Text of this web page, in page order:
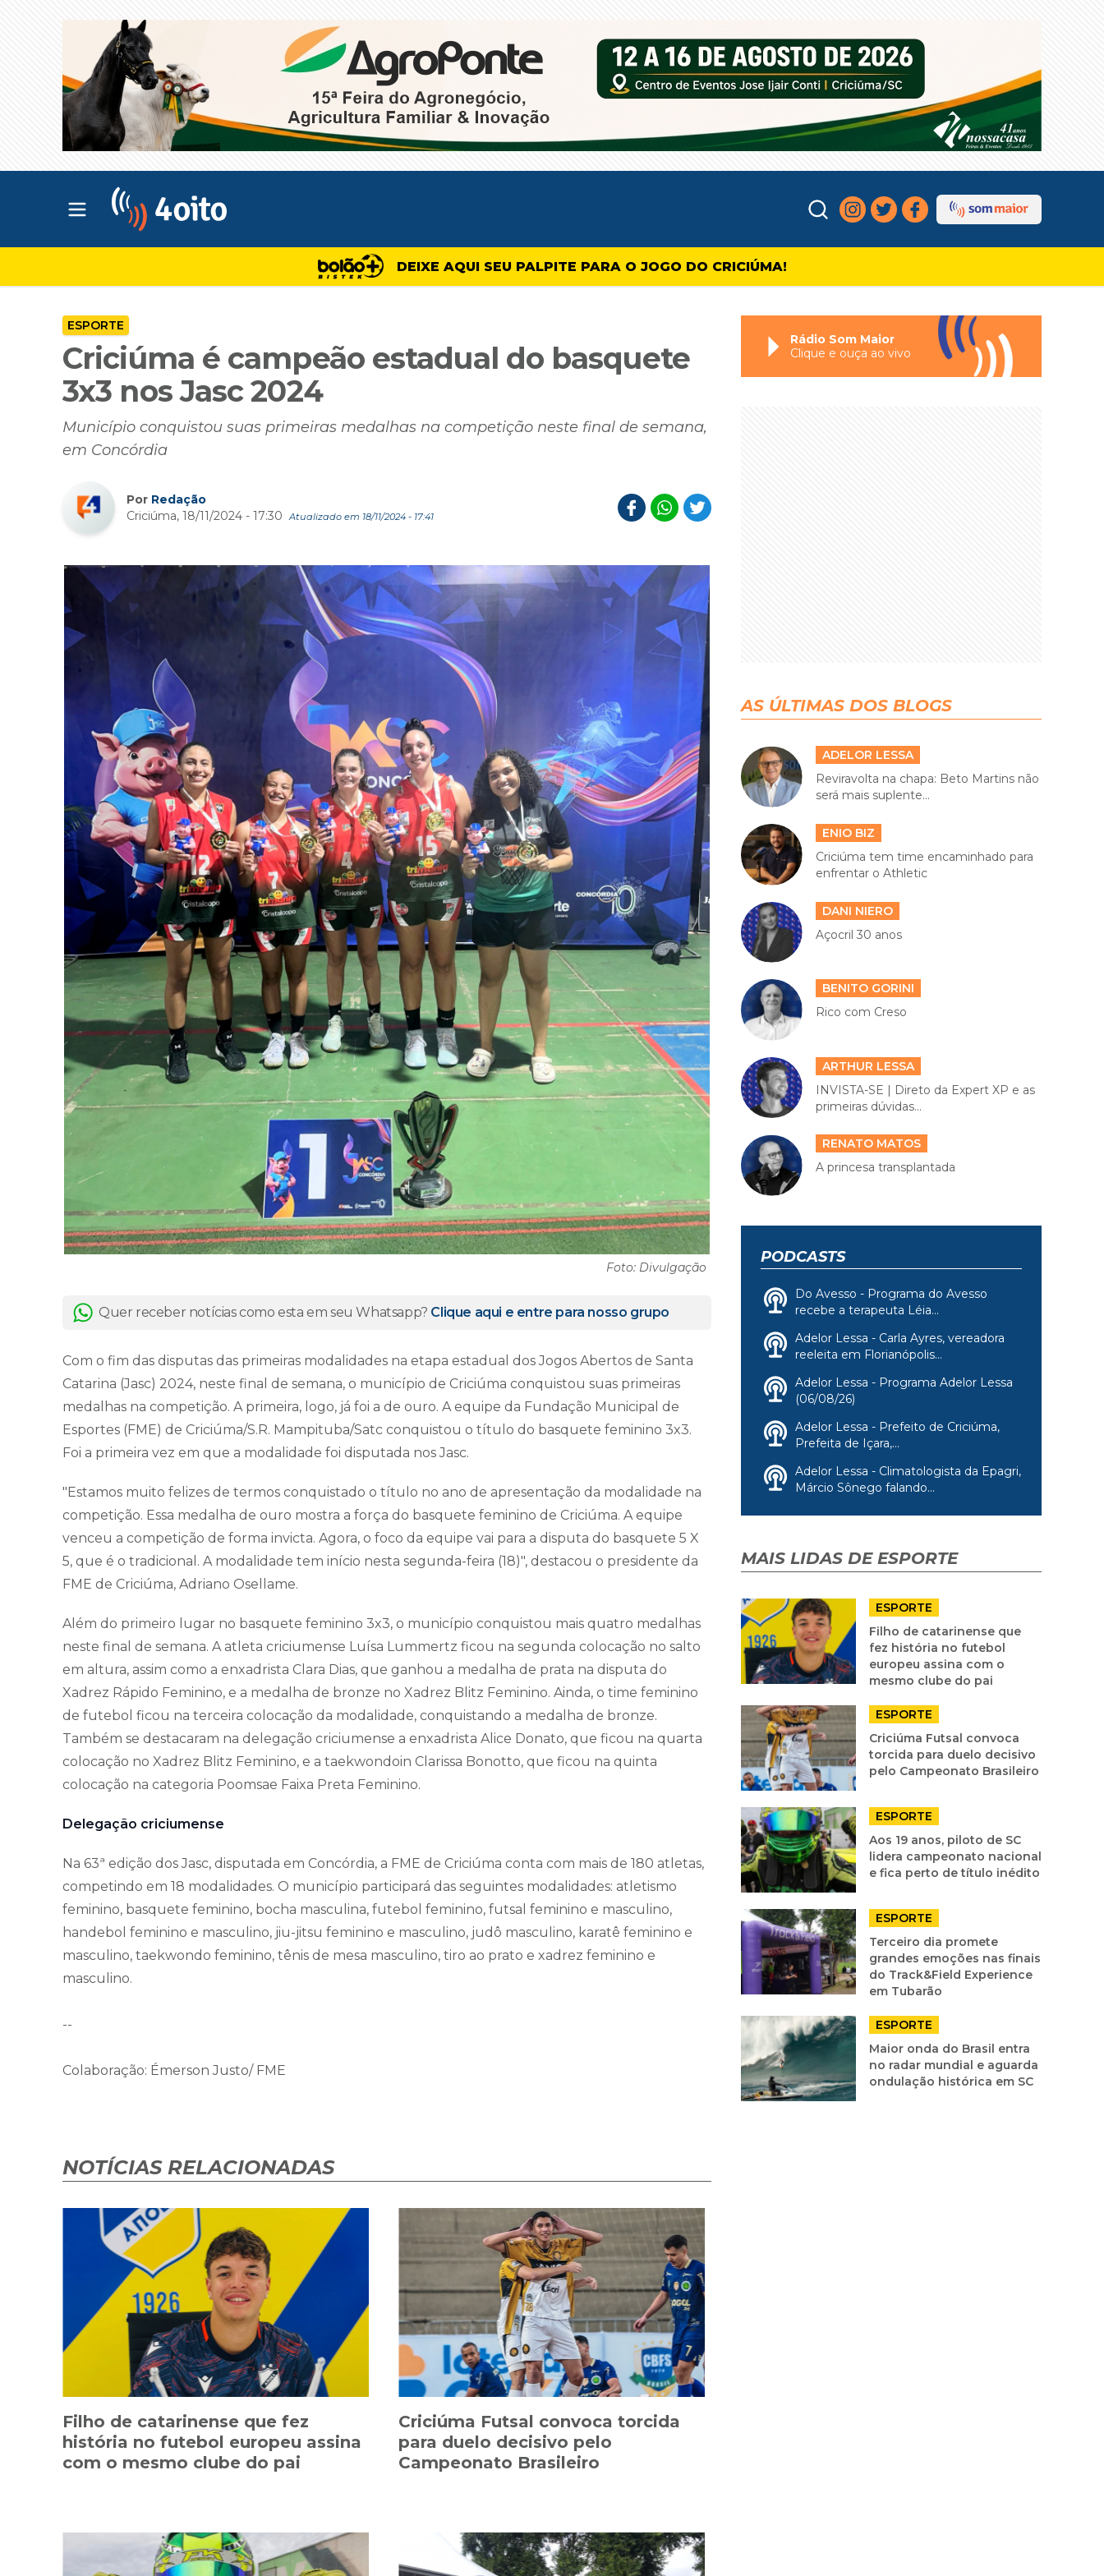
Abrir menu principal
DEIXE AQUI SEU PALPITE PARA O JOGO DO CRICIÚMA!
ESPORTE
Criciúma é campeão estadual do basquete
3x3 nos Jasc 2024
Município conquistou suas primeiras medalhas na competição neste final de semana,
em Concórdia
Por Redação
Criciúma, 18/11/2024 - 17:30
Atualizado em 18/11/2024 - 17:41
Foto: Divulgação
Quer receber notícias como esta em seu Whatsapp? Clique aqui e entre para nosso grupo
Com o fim das disputas das primeiras modalidades na etapa estadual dos Jogos Abertos de Santa
Catarina (Jasc) 2024, neste final de semana, o município de Criciúma conquistou suas primeiras
medalhas na competição. A primeira, logo, já foi a de ouro. A equipe da Fundação Municipal de
Esportes (FME) de Criciúma/S.R. Mampituba/Satc conquistou o título do basquete feminino 3x3.
Foi a primeira vez em que a modalidade foi disputada nos Jasc.
"Estamos muito felizes de termos conquistado o título no ano de apresentação da modalidade na
competição. Essa medalha de ouro mostra a força do basquete feminino de Criciúma. A equipe
venceu a competição de forma invicta. Agora, o foco da equipe vai para a disputa do basquete 5 X
5, que é o tradicional. A modalidade tem início nesta segunda-feira (18)", destacou o presidente da
FME de Criciúma, Adriano Osellame.
Além do primeiro lugar no basquete feminino 3x3, o município conquistou mais quatro medalhas
neste final de semana. A atleta criciumense Luísa Lummertz ficou na segunda colocação no salto
em altura, assim como a enxadrista Clara Dias, que ganhou a medalha de prata na disputa do
Xadrez Rápido Feminino, e a medalha de bronze no Xadrez Blitz Feminino. Ainda, o time feminino
de futebol ficou na terceira colocação da modalidade, conquistando a medalha de bronze.
Também se destacaram na delegação criciumense a enxadrista Alice Donato, que ficou na quarta
colocação no Xadrez Blitz Feminino, e a taekwondoin Clarissa Bonotto, que ficou na quinta
colocação na categoria Poomsae Faixa Preta Feminino.
Delegação criciumense
Na 63ª edição dos Jasc, disputada em Concórdia, a FME de Criciúma conta com mais de 180 atletas,
competindo em 18 modalidades. O município participará das seguintes modalidades: atletismo
feminino, basquete feminino, bocha masculina, futebol feminino, futsal feminino e masculino,
handebol feminino e masculino, jiu-jitsu feminino e masculino, judô masculino, karatê feminino e
masculino, taekwondo feminino, tênis de mesa masculino, tiro ao prato e xadrez feminino e
masculino.
--
Colaboração: Émerson Justo/ FME
NOTÍCIAS RELACIONADAS
Filho de catarinense que fez
história no futebol europeu assina
com o mesmo clube do pai
Criciúma Futsal convoca torcida
para duelo decisivo pelo
Campeonato Brasileiro
Rádio Som Maior
Clique e ouça ao vivo
AS ÚLTIMAS DOS BLOGS
ADELOR LESSA
Reviravolta na chapa: Beto Martins não
será mais suplente...
ENIO BIZ
Criciúma tem time encaminhado para
enfrentar o Athletic
DANI NIERO
Açocril 30 anos
BENITO GORINI
Rico com Creso
ARTHUR LESSA
INVISTA-SE | Direto da Expert XP e as
primeiras dúvidas...
RENATO MATOS
A princesa transplantada
PODCASTS
Do Avesso - Programa do Avesso
recebe a terapeuta Léia...
Adelor Lessa - Carla Ayres, vereadora
reeleita em Florianópolis...
Adelor Lessa - Programa Adelor Lessa
(06/08/26)
Adelor Lessa - Prefeito de Criciúma,
Prefeita de Içara,...
Adelor Lessa - Climatologista da Epagri,
Márcio Sônego falando...
MAIS LIDAS DE ESPORTE
ESPORTE
Filho de catarinense que
fez história no futebol
europeu assina com o
mesmo clube do pai
ESPORTE
Criciúma Futsal convoca
torcida para duelo decisivo
pelo Campeonato Brasileiro
ESPORTE
Aos 19 anos, piloto de SC
lidera campeonato nacional
e fica perto de título inédito
ESPORTE
Terceiro dia promete
grandes emoções nas finais
do Track&Field Experience
em Tubarão
ESPORTE
Maior onda do Brasil entra
no radar mundial e aguarda
ondulação histórica em SC